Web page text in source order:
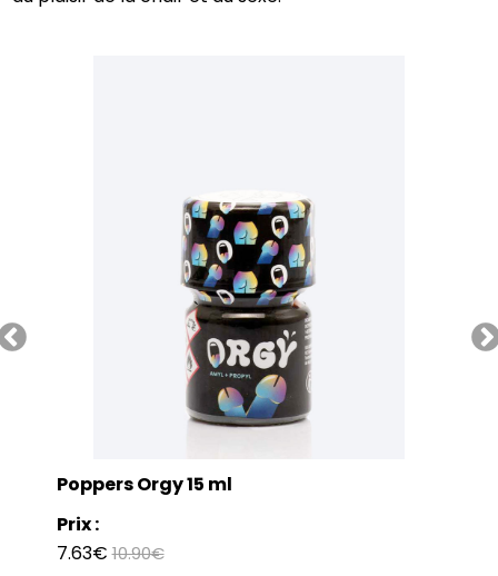
Poppers Orgy 15 ml
Prix :
7.63€10.90€